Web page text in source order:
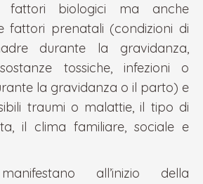
fattori biologici ma anche
fattori prenatali (condizioni di
durante la gravidanza,
tossiche, infezioni o
la gravidanza o il parto) e
traumi o malattie, il tipo di
il clima familiare, sociale e
all’inizio della